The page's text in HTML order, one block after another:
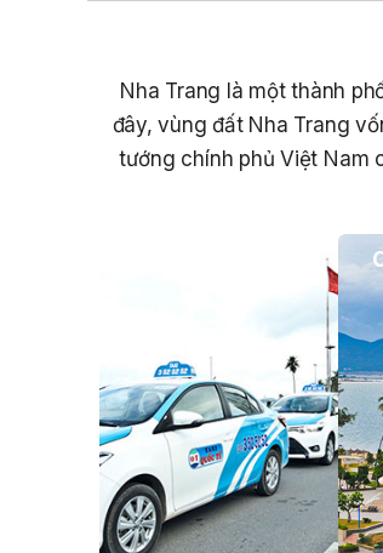
Nha Trang là một thành
đây, vùng đất Nha Trang
tướng chính phủ Việt Nam